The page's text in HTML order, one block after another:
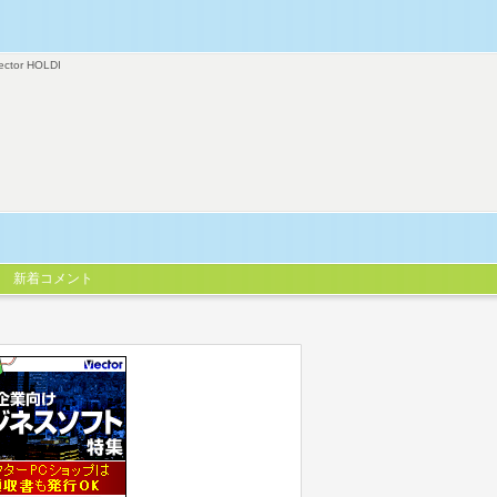
HOLDI
新着コメント